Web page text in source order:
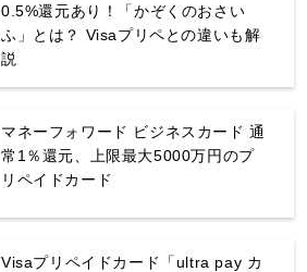
0.5%還元あり！「かぞくのおさい
ふ」とは？ Visaプリペとの違いも解
説
マネーフォワード ビジネスカード 通
常1％還元、上限最大5000万円のプ
リペイドカード
Visaプリペイドカード「ultra pay カ